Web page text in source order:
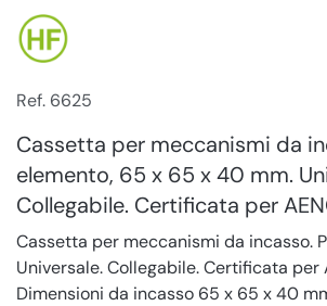
Ref. 6625
Cassetta per meccanismi da
elemento, 65 x 65 x 40 mm.
Collegabile. Certificata per
Cassetta per meccanismi da incasso.
Universale. Collegabile. Certificata per
Dimensioni da incasso 65 x 65 x 40